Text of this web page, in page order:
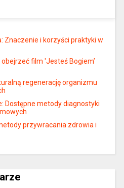
Znaczenie i korzyści praktyki w
film 'Jesteś Bogiem’
regenerację organizmu
Dostępne metody diagnostyki
przywracania zdrowia i